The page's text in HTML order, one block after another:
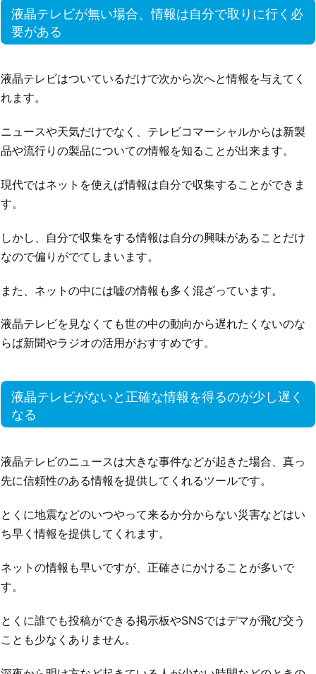
液晶テレビが無い場合、情報は自分で取りに行く必
要がある
液晶テレビはついているだけで次から次へと情報を与えてく
れます。
ニュースや天気だけでなく、テレビコマーシャルからは新製
品や流行りの製品についての情報を知ることが出来ます。
現代ではネットを使えば情報は自分で収集することができま
す。
しかし、自分で収集をする情報は自分の興味があることだけ
なので偏りがでてしまいます。
また、ネットの中には嘘の情報も多く混ざっています。
液晶テレビを見なくても世の中の動向から遅れたくないのな
らば新聞やラジオの活用がおすすめです。
液晶テレビがないと正確な情報を得るのが少し遅く
なる
液晶テレビのニュースは大きな事件などが起きた場合、真っ
先に信頼性のある情報を提供してくれるツールです。
とくに地震などのいつやって来るか分からない災害などはい
ち早く情報を提供してくれます。
ネットの情報も早いですが、正確さにかけることが多いで
す。
とくに誰でも投稿ができる掲示板やSNSではデマが飛び交う
ことも少なくありません。